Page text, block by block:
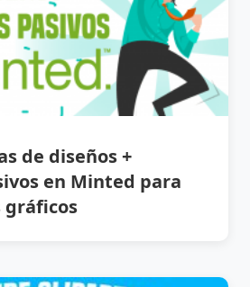
de diseños +
en Minted para
gráficos